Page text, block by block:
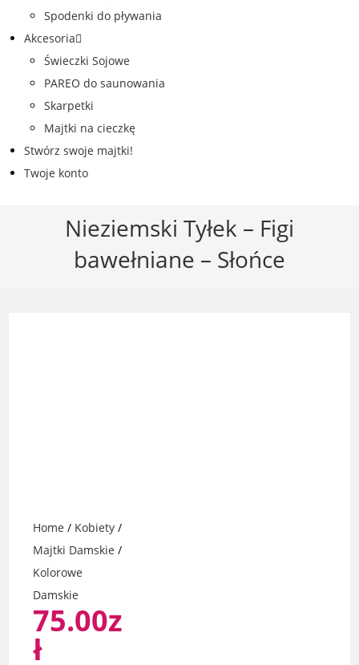
Spodenki do pływania
Akcesoria
Świeczki Sojowe
PAREO do saunowania
Skarpetki
Majtki na cieczkę
Stwórz swoje majtki!
Twoje konto
Nieziemski Tyłek – Figi
bawełniane – Słońce
Home / Kobiety /
Majtki Damskie /
Kolorowe
Damskie
75.00z
ł